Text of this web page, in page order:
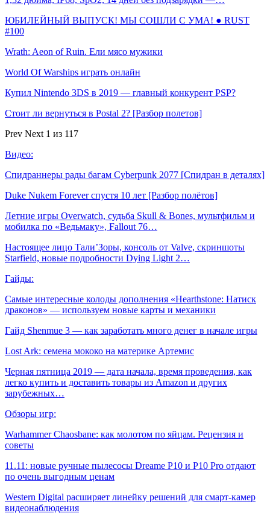
ЮБИЛЕЙНЫЙ ВЫПУСК! МЫ СОШЛИ С УМА! ● RUST
#100
Wrath: Aeon of Ruin. Ели мясо мужики
World Of Warships играть онлайн
Купил Nintendo 3DS в 2019 — главный конкурент PSP?
Стоит ли вернуться в Postal 2? [Разбор полетов]
Prev Next 1 из 117
Видео:
Спидраннеры рады багам Cyberpunk 2077 [Спидран в деталях]
Duke Nukem Forever спустя 10 лет [Разбор полётов]
Летние игры Overwatch, судьба Skull & Bones, мультфильм и
мобилка по «Ведьмаку», Fallout 76…
Настоящее лицо Тали’Зоры, консоль от Valve, скриншоты
Starfield, новые подробности Dying Light 2…
Гайды:
Самые интересные колоды дополнения «Hearthstone: Натиск
драконов» — используем новые карты и механики
Гайд Shenmue 3 — как заработать много денег в начале игры
Lost Ark: cемена мококо на материке Артемис
Черная пятница 2019 — дата начала, время проведения, как
легко купить и доставить товары из Amazon и других
зарубежных…
Обзоры игр:
Warhammer Chaosbane: как молотом по яйцам. Рецензия и
советы
11.11: новые ручные пылесосы Dreame P10 и P10 Pro отдают
по очень выгодным ценам
Western Digital расширяет линейку решений для смарт-камер
видеонаблюдения